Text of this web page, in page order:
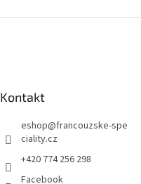
Kontakt
eshop@francouzske-spe
ciality.cz
+420 774 256 298
Facebook